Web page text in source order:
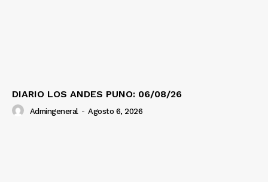
DIARIO LOS ANDES PUNO: 06/08/26
Admingeneral - Agosto 6, 2026